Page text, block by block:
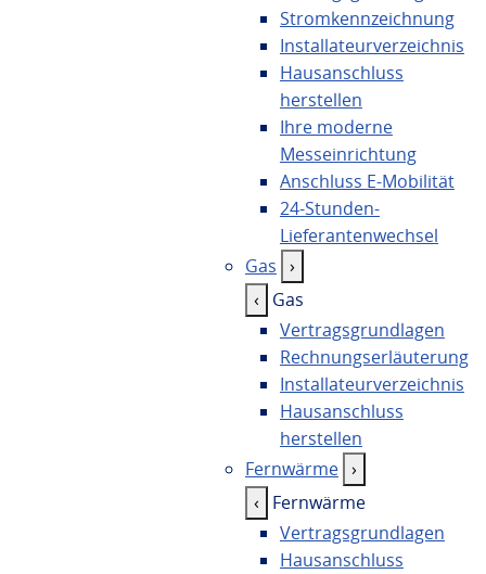
Stromkennzeichnung
Installateurverzeichnis
Hausanschluss
herstellen
Ihre moderne
Messeinrichtung
Anschluss E-Mobilität
24-Stunden-
Lieferantenwechsel
Gas ›
‹
Gas
Vertragsgrundlagen
Rechnungserläuterung
Installateurverzeichnis
Hausanschluss
herstellen
Fernwärme ›
‹
Fernwärme
Vertragsgrundlagen
Hausanschluss